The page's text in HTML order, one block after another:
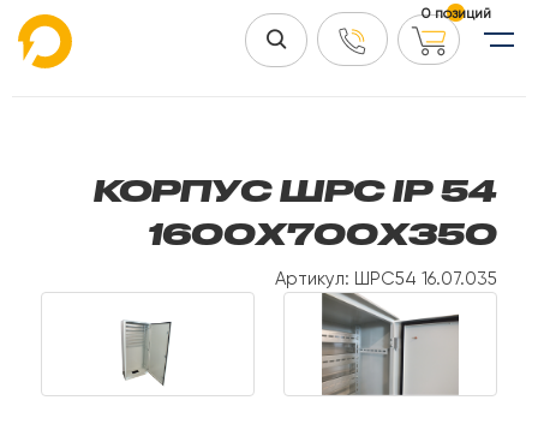
0 позиций
КОРПУС ШРС IP 54
1600Х700Х350
Артикул: ШРС54 16.07.035